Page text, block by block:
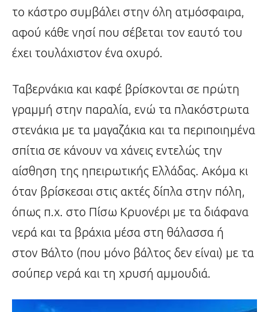
το κάστρο συμβάλει στην όλη ατμόσφαιρα,
αφού κάθε νησί που σέβεται τον εαυτό του
έχει τουλάχιστον ένα οχυρό.
Ταβερνάκια και καφέ βρίσκονται σε πρώτη
γραμμή στην παραλία, ενώ τα πλακόστρωτα
στενάκια με τα μαγαζάκια και τα περιποιημένα
σπίτια σε κάνουν να χάνεις εντελώς την
αίσθηση της ηπειρωτικής Ελλάδας. Ακόμα κι
όταν βρίσκεσαι στις ακτές δίπλα στην πόλη,
όπως π.χ. στο Πίσω Κρυονέρι με τα διάφανα
νερά και τα βράχια μέσα στη θάλασσα ή
στον Βάλτο (που μόνο βάλτος δεν είναι) με τα
σούπερ νερά και τη χρυσή αμμουδιά.